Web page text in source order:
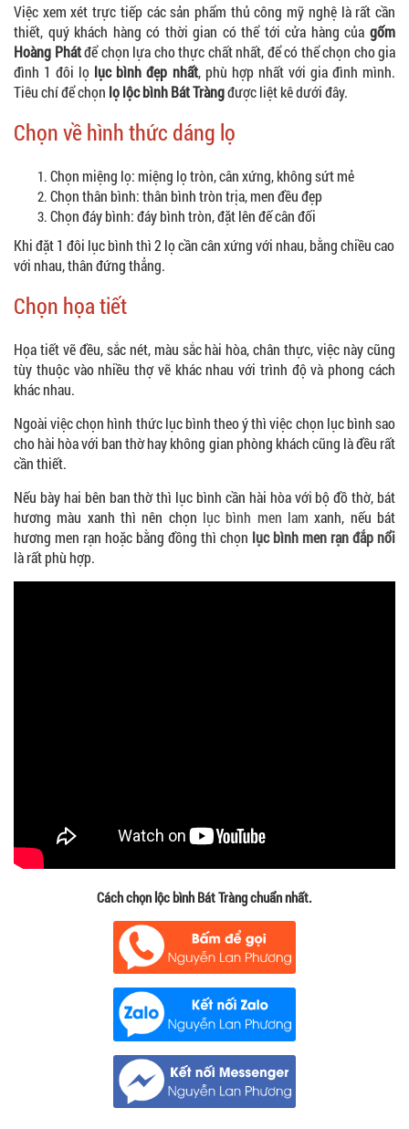
Việc xem xét trực tiếp các sản phẩm thủ công mỹ nghệ là rất cần
thiết, quý khách hàng có thời gian có thể tới cửa hàng của gốm
Hoàng Phátđể chọn lựa cho thực chất nhất, để có thể chọn cho gia
đình 1 đôi lọ lục bình đẹp nhất, phù hợp nhất với gia đình mình.
Tiêu chí để chọn lọ lộc bình Bát Tràngđược liệt kê dưới đây.
Chọn về hình thức dáng lọ
Chọn miệng lọ: miệng lọ tròn, cân xứng, không sứt mẻ
Chọn thân bình: thân bình tròn trịa, men đều đẹp
Chọn đáy bình: đáy bình tròn, đặt lên đế cân đối
Khi đặt 1 đôi lục bình thì 2 lọ cần cân xứng với nhau, bằng chiều cao
với nhau, thân đứng thẳng.
Chọn họa tiết
Họa tiết vẽ đều, sắc nét, màu sắc hài hòa, chân thực, việc này cũng
tùy thuộc vào nhiều thợ vẽ khác nhau với trình độ và phong cách
khác nhau.
Ngoài việc chọn hình thức lục bình theo ý thì việc chọn lục bình sao
cho hài hòa với ban thờ hay không gian phòng khách cũng là đều rất
cần thiết.
Nếu bày hai bên ban thờ thì lục bình cần hài hòa với bộ đồ thờ, bát
hương màu xanh thì nên chọn lục bình men lam xanh, nếu bát
hương men rạn hoặc bằng đồng thì chọn lục bình men rạn đắp nổi
là rất phù hợp.
Cách chọn lộc bình Bát Tràng chuẩn nhất.